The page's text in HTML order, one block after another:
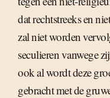
dat rechtstreeks en
zal niet worden
seculieren vanwege
ook al wordt deze
gebracht met de